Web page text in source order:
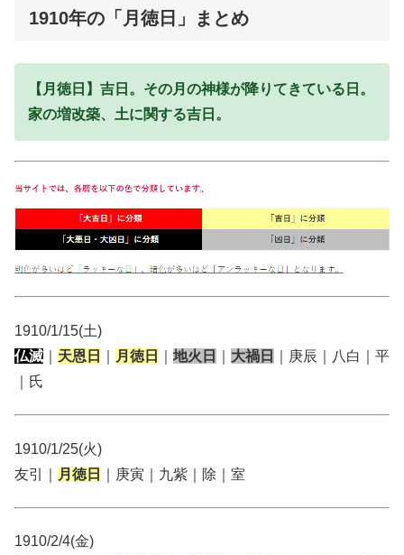
1910年の「月徳日」まとめ
【月徳日】吉日。その月の神様が降りてきている日。
家の増改築、土に関する吉日。
1910/1/15(土)
仏滅
天恩日 月徳日 地火日 大禍日
｜庚辰｜八白｜平
｜氏
1910/1/25(火)
友引｜
月徳日 ｜庚寅｜九紫｜除｜室
1910/2/4(金)